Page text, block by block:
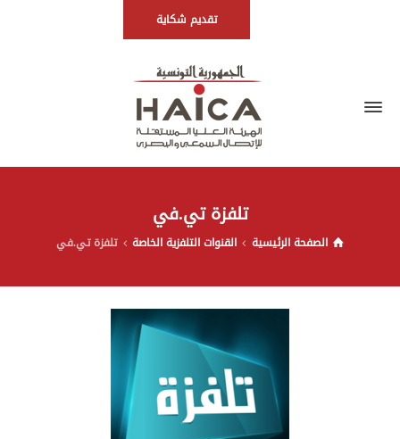
تقديم شكاية
تلفزة تي.في
الصفحة الرئيسية القنوات التلفزية الخاصة تلفزة تي.في